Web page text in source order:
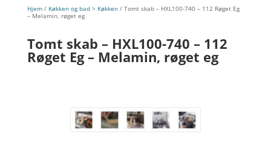
Hjem/ Køkken og bad > Køkken/ Tomt skab – HXL100-740 – 112 Røget Eg
– Melamin, røget eg
Tomt skab – HXL100-740 – 112
Røget Eg – Melamin, røget eg